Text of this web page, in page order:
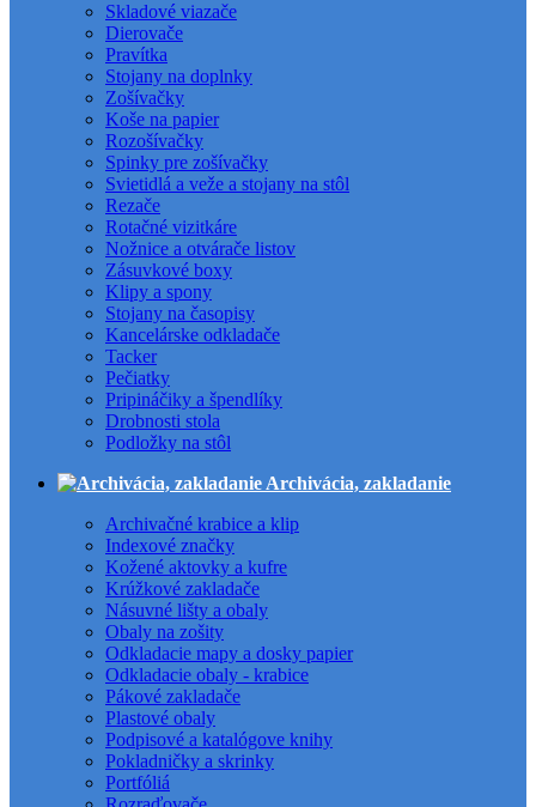
Skladové viazače
Dierovače
Pravítka
Stojany na doplnky
Zošívačky
Koše na papier
Rozošívačky
Spinky pre zošívačky
Svietidlá a veže a stojany na stôl
Rezače
Rotačné vizitkáre
Nožnice a otvárače listov
Zásuvkové boxy
Klipy a spony
Stojany na časopisy
Kancelárske odkladače
Tacker
Pečiatky
Pripináčiky a špendlíky
Drobnosti stola
Podložky na stôl
Archivácia, zakladanie
Archivačné krabice a klip
Indexové značky
Kožené aktovky a kufre
Krúžkové zakladače
Násuvné lišty a obaly
Obaly na zošity
Odkladacie mapy a dosky papier
Odkladacie obaly - krabice
Pákové zakladače
Plastové obaly
Podpisové a katalógove knihy
Pokladničky a skrinky
Portfóliá